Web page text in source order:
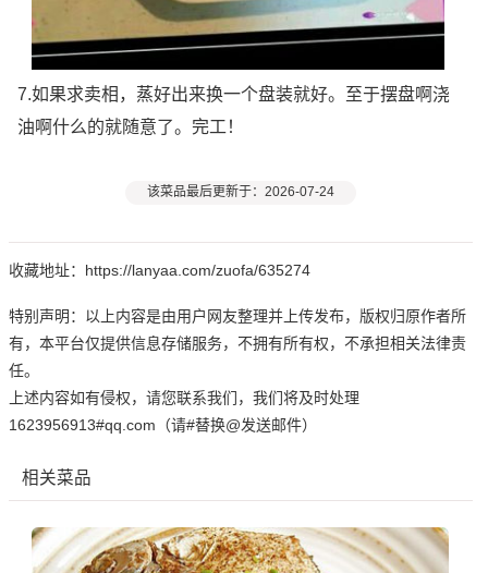
7.如果求卖相，蒸好出来换一个盘装就好。至于摆盘啊浇
油啊什么的就随意了。完工！
该菜品最后更新于：2026-07-24
收藏地址：https://lanyaa.com/zuofa/635274
特别声明：以上内容是由用户网友整理并上传发布，版权归原作者所
有，本平台仅提供信息存储服务，不拥有所有权，不承担相关法律责
任。
上述内容如有侵权，请您联系我们，我们将及时处理
1623956913#qq.com（请#替换@发送邮件）
相关菜品